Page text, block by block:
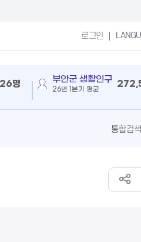
로그인
명 부안군 생활인구
26년 1분기 평균